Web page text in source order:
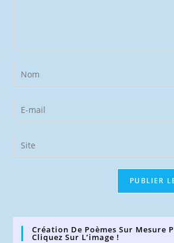
Enter
your
name
comment
Enter
your
email
address
Saisir
l’URL
Création De Poèmes Sur Mesure
Cliquez Sur L’image !